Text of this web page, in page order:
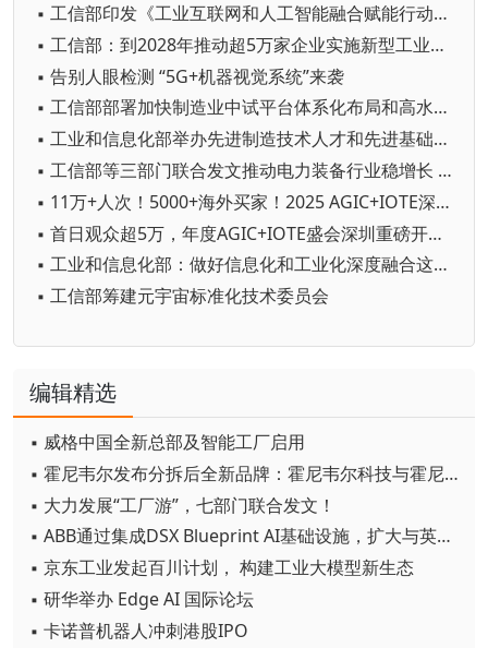
▪ 工信部印发《工业互联网和人工智能融合赋能行动方案》
▪ 工信部：到2028年推动超5万家企业实施新型工业网络改造升级
▪ 告别人眼检测 “5G+机器视觉系统”来袭
▪ 工信部部署加快制造业中试平台体系化布局和高水平建设
▪ 工业和信息化部举办先进制造技术人才和先进基础工艺人才轮训班
▪ 工信部等三部门联合发文推动电力装备行业稳增长 提出2025—2026年主要目标和8项举措
▪ 11万+人次！5000+海外买家！2025 AGIC+IOTE深圳物联网展盛大收官，2026相约再聚！
▪ 首日观众超5万，年度AGIC+IOTE盛会深圳重磅开幕！
▪ 工业和信息化部：做好信息化和工业化深度融合这篇大文章
▪ 工信部筹建元宇宙标准化技术委员会
编辑精选
▪ 威格中国全新总部及智能工厂启用
▪ 霍尼韦尔发布分拆后全新品牌：霍尼韦尔科技与霍尼韦尔航空航天
▪ 大力发展“工厂游”，七部门联合发文！
▪ ABB通过集成DSX Blueprint AI基础设施，扩大与英伟达的合作
▪ 京东工业发起百川计划， 构建工业大模型新生态
▪ 研华举办 Edge AI 国际论坛
▪ 卡诺普机器人冲刺港股IPO